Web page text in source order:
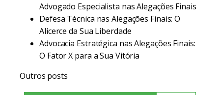
Advogado Especialista nas Alegações Finais
Defesa Técnica nas Alegações Finais: O
Alicerce da Sua Liberdade
Advocacia Estratégica nas Alegações Finais:
O Fator X para a Sua Vitória
Outros posts